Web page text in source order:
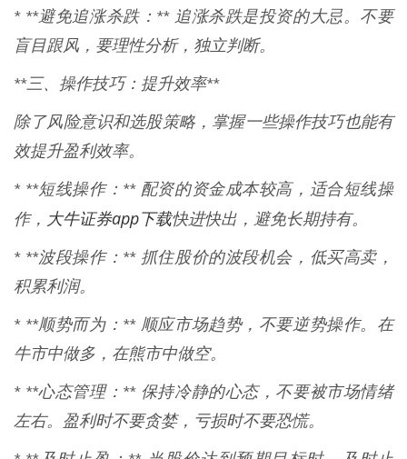
* **避免追涨杀跌：** 追涨杀跌是投资的大忌。不要
盲目跟风，要理性分析，独立判断。
**三、操作技巧：提升效率**
除了风险意识和选股策略，掌握一些操作技巧也能有
效提升盈利效率。
* **短线操作：** 配资的资金成本较高，适合短线操
作， 大牛证券app下载快进快出，避免长期持有。
* **波段操作：** 抓住股价的波段机会，低买高卖，
积累利润。
* **顺势而为：** 顺应市场趋势，不要逆势操作。在
牛市中做多，在熊市中做空。
* **心态管理：** 保持冷静的心态，不要被市场情绪
左右。盈利时不要贪婪，亏损时不要恐慌。